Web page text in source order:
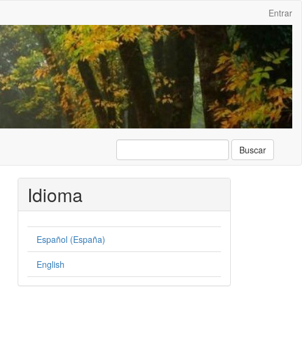
Entrar
Buscar
Idioma
Español (España)
English